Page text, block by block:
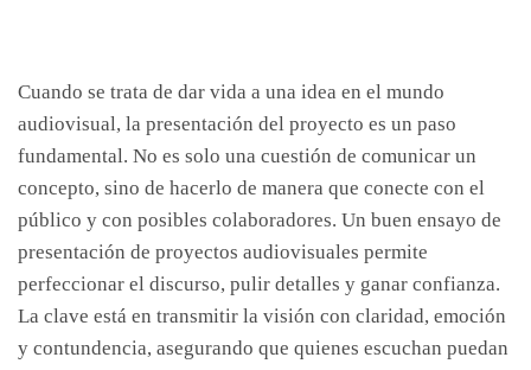
Cuando se trata de dar vida a una idea en el mundo
audiovisual, la presentación del proyecto es un paso
fundamental. No es solo una cuestión de comunicar un
concepto, sino de hacerlo de manera que conecte con el
público y con posibles colaboradores. Un buen ensayo de
presentación de proyectos audiovisuales permite
perfeccionar el discurso, pulir detalles y ganar confianza.
La clave está en transmitir la visión con claridad, emoción
y contundencia, asegurando que quienes escuchan puedan